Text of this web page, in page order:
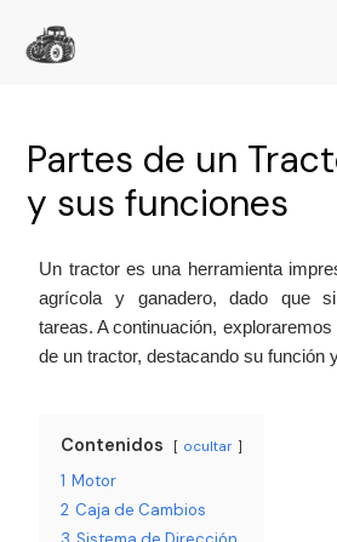
Partes de un
y sus funciones
Un tractor es una herramienta
agrícola y ganadero, dado que
tareas. A continuación,
de un tractor, destacando su función
Contenidos ocultar
1 Motor
2 Caja de Cambios